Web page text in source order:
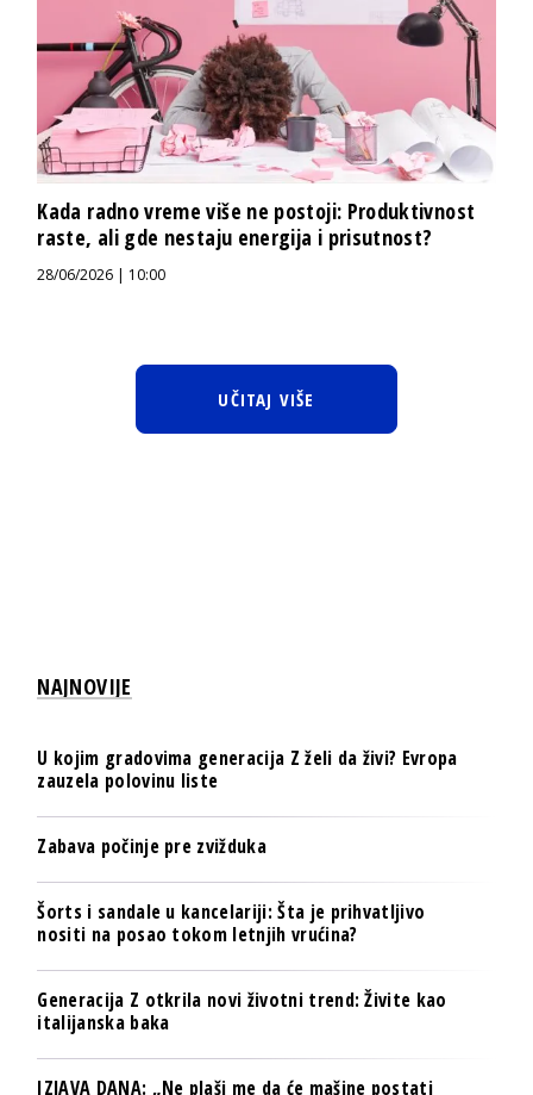
Kada radno vreme više ne postoji: Produktivnost
raste, ali gde nestaju energija i prisutnost?
28/06/2026 | 10:00
UČITAJ VIŠE
NAJNOVIJE
U kojim gradovima generacija Z želi da živi? Evropa
zauzela polovinu liste
Zabava počinje pre zvižduka
Šorts i sandale u kancelariji: Šta je prihvatljivo
nositi na posao tokom letnjih vrućina?
Generacija Z otkrila novi životni trend: Živite kao
italijanska baka
IZJAVA DANA: „Ne plaši me da će mašine postati